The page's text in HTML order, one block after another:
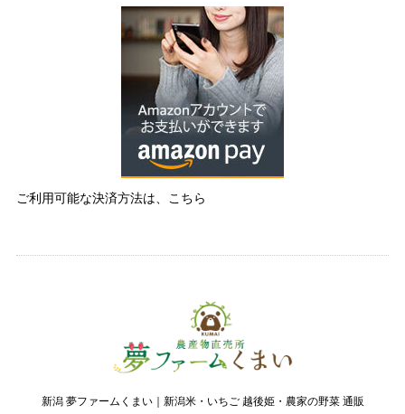
ご利用可能な決済方法は、こちら
新潟 夢ファームくまい｜新潟米・いちご 越後姫・農家の野菜 通販